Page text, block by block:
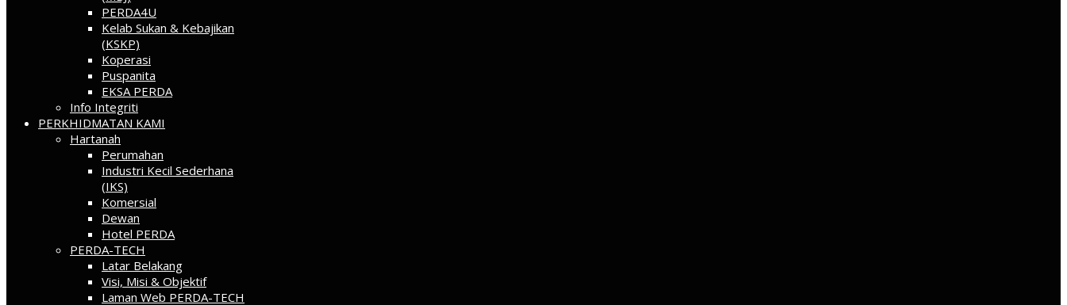
PERDA4U
Kelab Sukan & Kebajikan
(KSKP)
Koperasi
Puspanita
EKSA PERDA
Info Integriti
PERKHIDMATAN KAMI
Hartanah
Perumahan
Industri Kecil Sederhana
(IKS)
Komersial
Dewan
Hotel PERDA
PERDA-TECH
Latar Belakang
Visi, Misi & Objektif
Laman Web PERDA-TECH